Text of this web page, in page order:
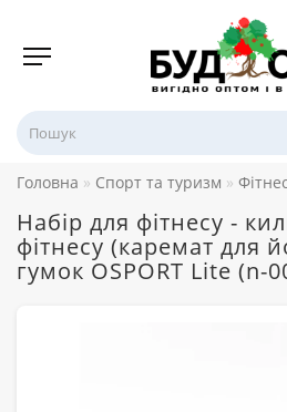
Головна Спорт та туризм
Набір для фітнесу -
фітнесу (каремат для
гумок OSPORT Lite (n-